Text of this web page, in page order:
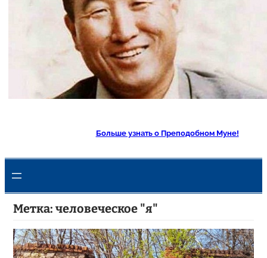
Больше узнать о Преподобном Муне!
Метка: человеческое "я"